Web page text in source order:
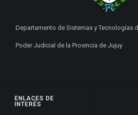
ENLACES DE
INTERÉS
Departamento de Sistemas y Tecnologías
Poder Judicial de la Provincia de Jujuy